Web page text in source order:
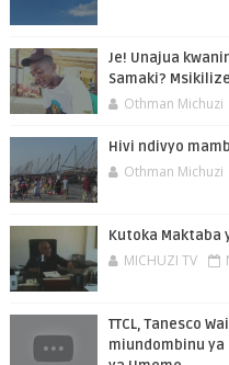
Je! Unajua
Samaki?
Othman Michuzi
Hivi ndivyo
Othman Michuzi
Kutoka Maktaba
MICHUZI TV
TTCL, Tanesco
miundombinu ya